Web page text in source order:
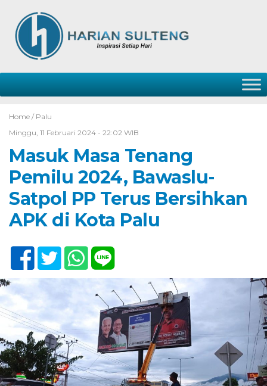
Home / Palu
Minggu, 11 Februari 2024 - 22:02 WIB
Masuk Masa Tenang
Pemilu 2024, Bawaslu-
Satpol PP Terus Bersihkan
APK di Kota Palu